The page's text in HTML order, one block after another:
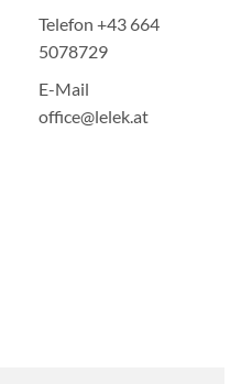
Telefon +43 664
5078729
E-Mail
office@lelek.at